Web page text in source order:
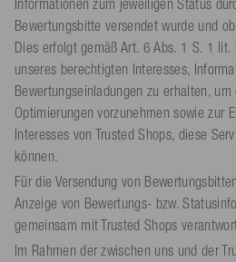
Informationen zum jeweiligen Status
Bewertungsbitte versendet wurde und
Dies erfolgt gemäß Art. 6 Abs. 1 S. 1 lit.
unseres berechtigten Interesses,
Bewertungseinladungen zu erhalten,
Optimierungen vorzunehmen sowie zur
Interesses von Trusted Shops, diese
können.
Für die Versendung von
Anzeige von Bewertungs- bzw.
gemeinsam mit Trusted Shops
Im Rahmen der zwischen uns und der